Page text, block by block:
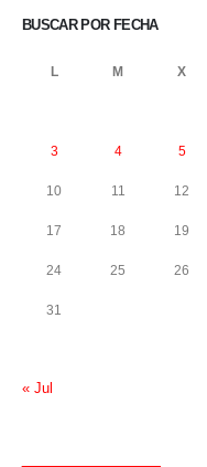
BUSCAR POR FECHA
L M X
3 4 5
10 11 12
17 18 19
24 25 26
31
« Jul